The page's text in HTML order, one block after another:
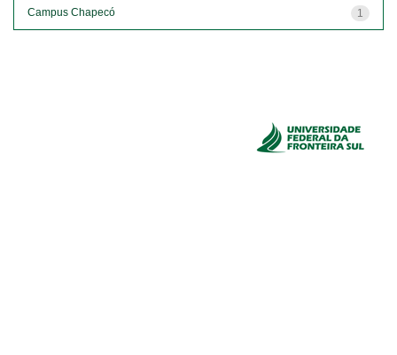
1
Campus Chapecó